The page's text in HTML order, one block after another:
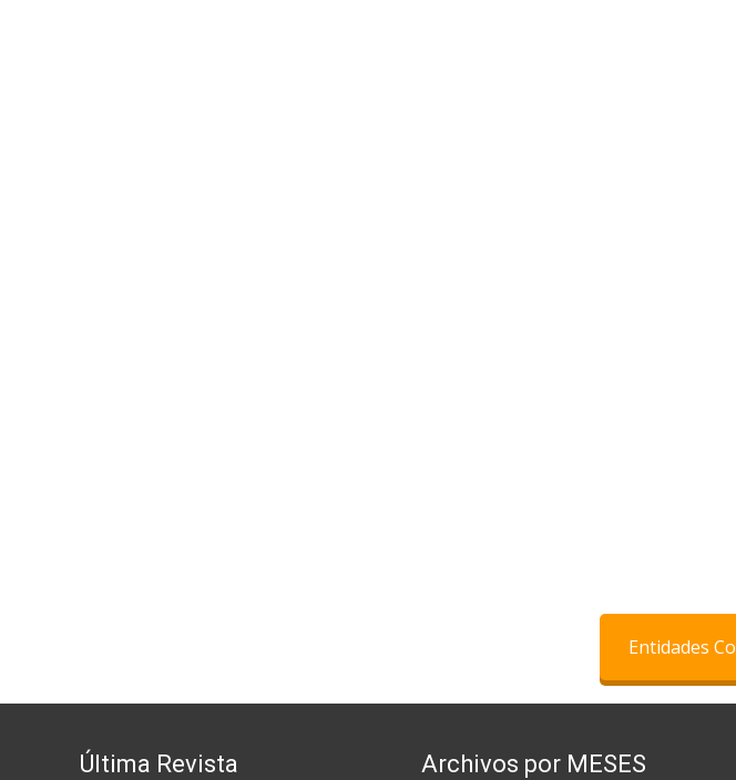
Entidades
Última Revista Archivos por MESES